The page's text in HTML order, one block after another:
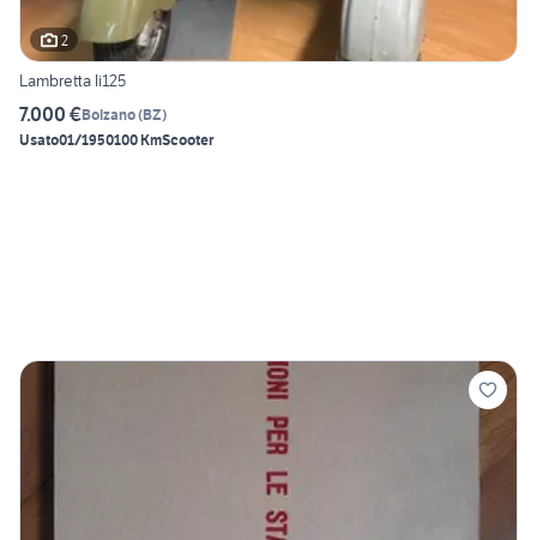
2
Lambretta li125
7.000 €Bolzano(BZ)
Usato01/1950100 KmScooter